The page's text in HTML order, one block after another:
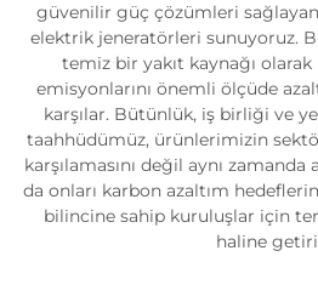
güvenilir güç çözümleri
elektrik jeneratörleri sunuyoruz.
temiz bir yakıt kaynağı olarak
emisyonlarını önemli ölçüde
karşılar. Bütünlük, iş birliği ve
taahhüdümüz, ürünlerimizin
karşılamasını değil aynı zamanda
da onları karbon azaltım
bilincine sahip kuruluşlar için
haline